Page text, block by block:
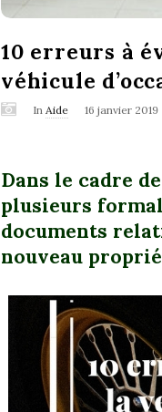
10 erreurs à
véhicule
In Aide 16 janvier 2019
Dans le cadre
plusieurs
documents
nouveau